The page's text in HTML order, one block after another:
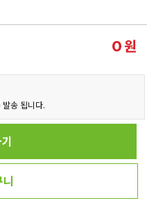
0원
송 됩니다.